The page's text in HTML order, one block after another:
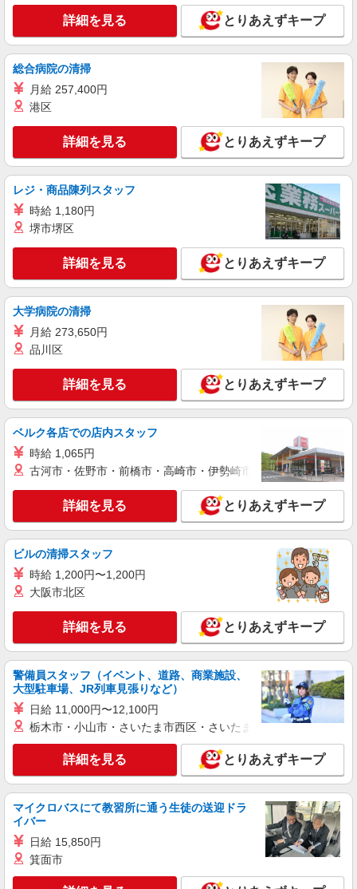
詳細を見る とりあえずキープ
総合病院の清掃
月給 257,400円
港区
詳細を見る とりあえずキープ
レジ・商品陳列スタッフ
時給 1,180円
堺市堺区
詳細を見る とりあえずキープ
大学病院の清掃
月給 273,650円
品川区
詳細を見る とりあえずキープ
ベルク各店での店内スタッフ
時給 1,065円
古河市・佐野市・前橋市・高崎市・伊勢崎市・太田市・館林市
詳細を見る とりあえずキープ
ビルの清掃スタッフ
時給 1,200円〜1,200円
大阪市北区
詳細を見る とりあえずキープ
警備員スタッフ（イベント、道路、商業施設、
大型駐車場、JR列車見張りなど）
日給 11,000円〜12,100円
栃木市・小山市・さいたま市西区・さいたま市岩槻区・久喜市・
詳細を見る とりあえずキープ
マイクロバスにて教習所に通う生徒の送迎ドラ
イバー
日給 15,850円
箕面市